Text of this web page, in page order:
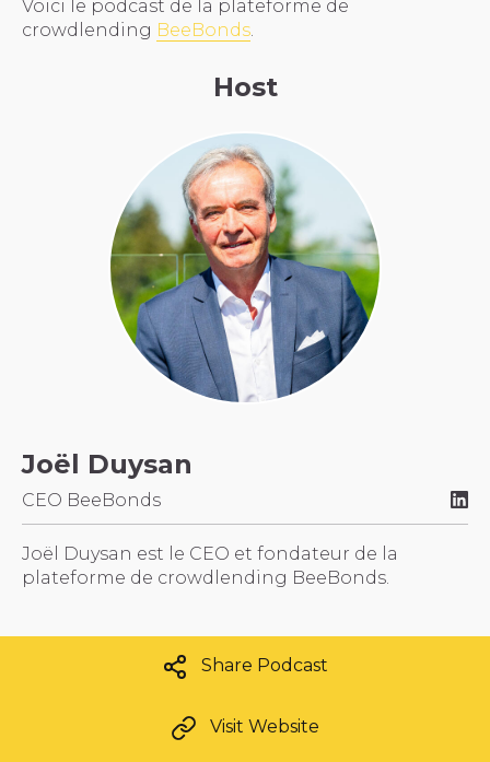
Voici le podcast de la plateforme de
crowdlending BeeBonds.
Host
Joël Duysan
CEO BeeBonds
Joël Duysan est le CEO et fondateur de la
plateforme de crowdlending BeeBonds.
Share Podcast
Visit Website